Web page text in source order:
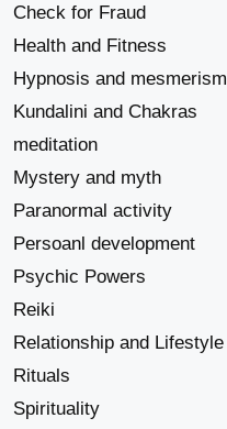
Check for Fraud
Health and Fitness
Hypnosis and mesmerism
Kundalini and Chakras
meditation
Mystery and myth
Paranormal activity
Persoanl development
Psychic Powers
Reiki
Relationship and Lifestyle
Rituals
Spirituality